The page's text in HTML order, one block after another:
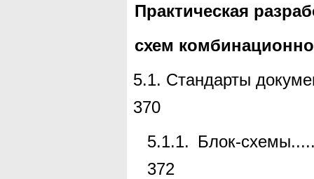
Практическая
схем
5.1. Стандарты
370
5.1.1. Блок-схемы
372